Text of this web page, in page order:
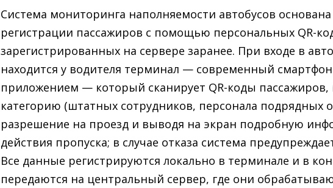
Система мониторинга наполняемости автобусов
регистрации пассажиров с помощью персональных QR-
зарегистрированных на сервере заранее. При входе в
находится у водителя терминал — современный
приложением — который сканирует QR-коды
категорию (штатных сотрудников, персонала подрядных
разрешение на проезд и выводя на экран подробную
действия пропуска; в случае отказа система
Все данные регистрируются локально в терминале и в
передаются на центральный сервер, где они